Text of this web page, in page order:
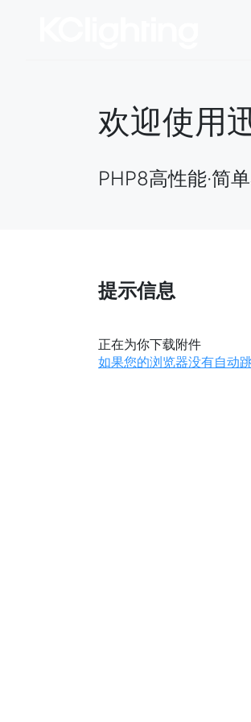
欢迎使用
PHP8高性能·简
提示信息
正在为你下载附件
如果您的浏览器没有自动